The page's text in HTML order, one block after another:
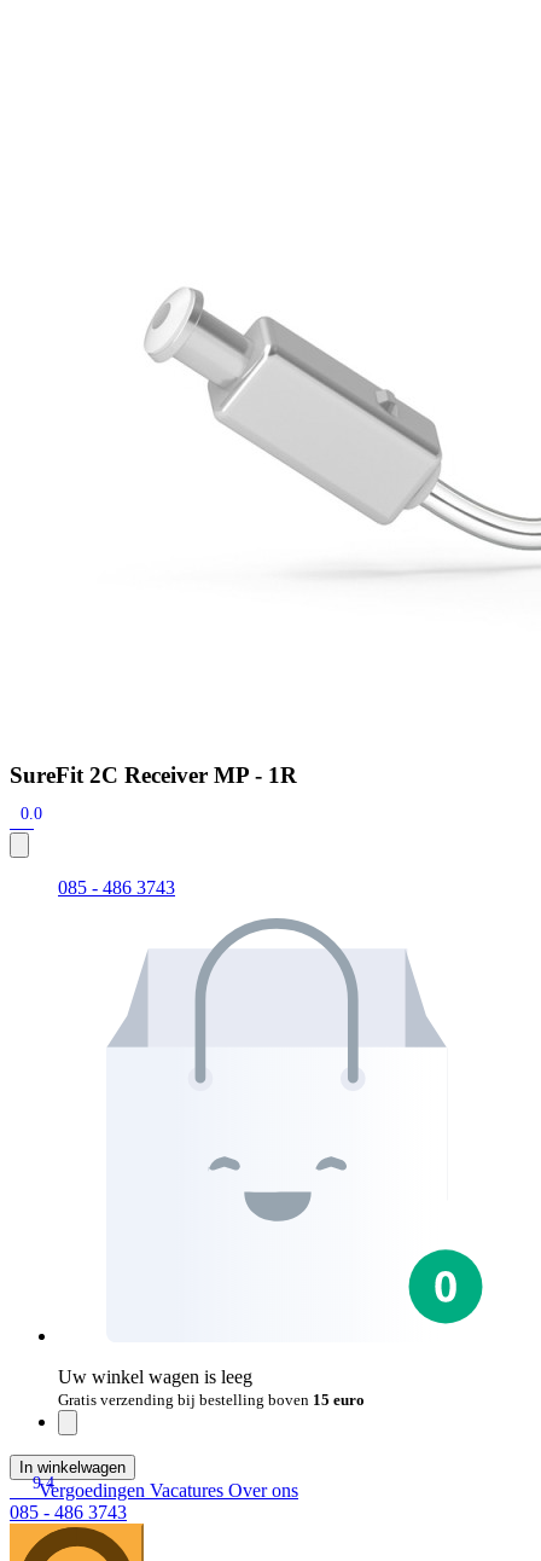
SureFit 2C Receiver MP - 1R
0.0
085 - 486 3743
Uw winkel wagen is leeg
Gratis verzending bij bestelling boven 15 euro
In winkelwagen
9.4
Vergoedingen Vacatures Over ons
085 - 486 3743